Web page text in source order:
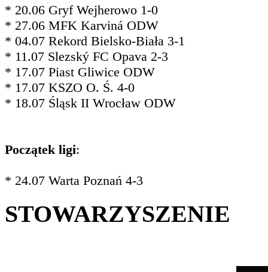
* 20.06 Gryf Wejherowo 1-0
* 27.06 MFK Karviná ODW
* 04.07 Rekord Bielsko-Biała 3-1
* 11.07 Slezský FC Opava 2-3
* 17.07 Piast Gliwice ODW
* 17.07 KSZO O. Ś. 4-0
* 18.07 Śląsk II Wrocław ODW
Początek ligi:
* 24.07 Warta Poznań 4-3
STOWARZYSZENIE